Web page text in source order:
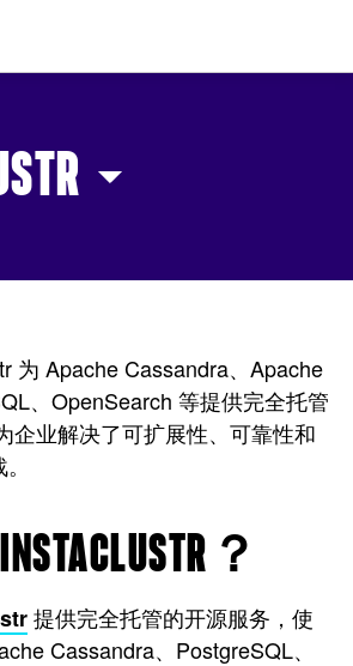
为 Apache Cassandra、Apache
、OpenSearch 等提供完全托管
企业解决了可扩展性、可靠性和
？
提供完全托管的开源服务，使
Cassandra、PostgreSQL、